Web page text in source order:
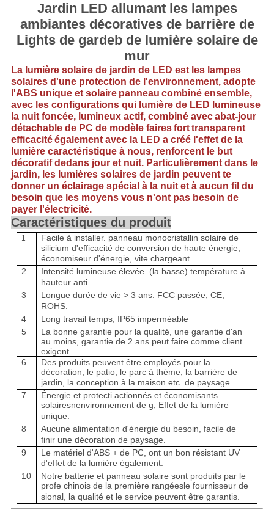
POLITIQUE
DE
CONFIDENTIALITÉ
Jardin LED allumant les lampes
ambiantes décoratives de barrière de
Lights de gardeb de lumière solaire de
mur
La lumière solaire de jardin de LED est les lampes
solaires d'une protection de l'environnement, adopte
l'ABS unique et solaire panneau combiné ensemble,
avec les configurations qui lumière de LED lumineuse
la nuit foncée, lumineux actif, combiné avecabat-jour
détachable de PC de modèle fairesforttransparent
efficacitéégalement avec la LED a créé l'effet de la
lumière caractéristique à nous, renforcent le but
décoratif dedans jour et nuit. Particulièrement dans le
jardin, les lumières solaires de jardin peuvent te
donner un éclairage spécial à la nuit et à aucun fil du
besoin que les moyens vous n'ont pas besoin de
payer l'électricité.
Caractéristiques du produit
1 Facile à installer. panneau monocristallin solaire de
silicium d'efficacité de conversion de haute énergie,
économiseur d'énergie, vite chargeant.
2
Intensité lumineuse élevée. (la basse) température à
hauteur anti.
3
Longue durée de vie > 3 ans. FCC passée, CE,
ROHS.
4
Longtravail temps, IP65 imperméable
5
La bonne garantie pour la qualité, une garantie d'an
au moins, garantie de 2 ans peut faire comme client
exigent.
6
Des produits peuvent être employés pour la
décoration, le patio, le parc à thème, la barrière de
jardin, la conception à la maison etc. de paysage.
7
Énergie et protecti actionnés et économisants
solairesnenvironnement de g, Effet de la lumière
unique.
8
Aucune alimentation d'énergie du besoin, facile de
finir une décoration de paysage.
9
Le matériel d'ABS + de PC, ont un bon résistant UV
d'effet de la lumière également.
10
Notre batterie et panneau solaire sont produits par le
profe chinois de la première rangéesle fournisseur de
sional, la qualité et le service peuvent être garantis.